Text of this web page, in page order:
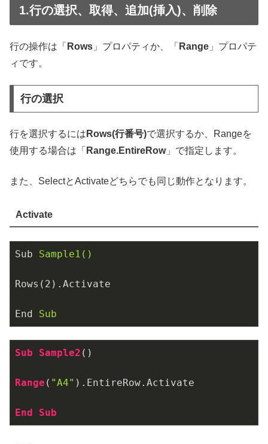
1.行の選択、取得、追加(挿入)、削除
行の操作は「 Rows 」プロパティか、「 Range 」プロパテ
ィです。
行の選択
行を選択するには Rows(行番号)で選択するか、Rangeを
使用する場合は「 Range.EntireRow」で指定します。
また、SelectとActivateどちらでも同じ動作となります。
Activate
Sub Sample1()
Rows(2).Activate
End Sub
Sub Sample2 ()
Range ( "A4" ) .EntireRow.Activate
End Sub